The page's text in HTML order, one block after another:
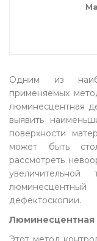
Одним из
применяемых
люминесцентная
выявить
поверхности
может быть
рассмотреть
дефектоскопии.
Люминесцентная